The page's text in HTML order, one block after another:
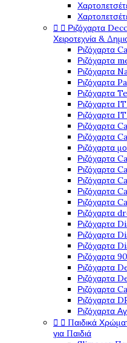
  Ριζόχαρτα
Χειροτεχνία &
Ριζόχαρτα
Ριζόχαρτα
Ριζόχαρτα
Ριζόχαρτα
Ριζόχαρτα
Ριζόχαρτα
Ριζόχαρτα
Ριζόχαρτα
Ριζόχαρτα
Ριζόχαρτα
Ριζόχαρτα
Ριζόχαρτα
Ριζόχαρτα
Ριζόχαρτα
Ριζόχαρτα
Ριζόχαρτα
Ριζόχαρτα
Ριζόχαρτα
Ριζόχαρτα
Ριζόχαρτα
Ριζόχαρτα
Ριζόχαρτα
Ριζόχαρτα
Ριζόχαρτα
Ριζόχαρτα
  Παιδικά
για Παιδιά